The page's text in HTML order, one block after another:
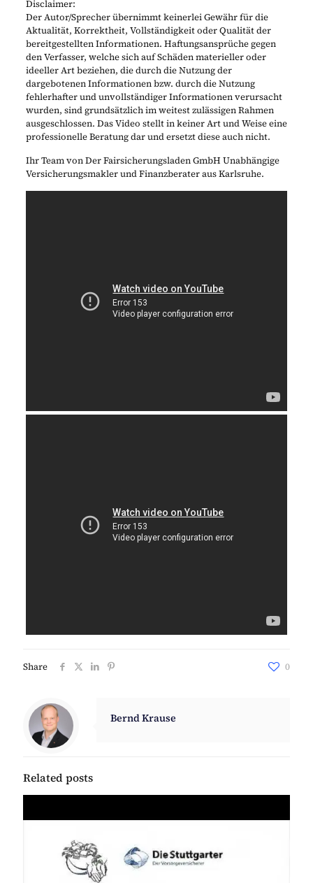
Disclaimer:
Der Autor/Sprecher übernimmt keinerlei Gewähr für die
Aktualität, Korrektheit, Vollständigkeit oder Qualität der
bereitgestellten Informationen. Haftungsansprüche gegen
den Verfasser, welche sich auf Schäden materieller oder
ideeller Art beziehen, die durch die Nutzung der
dargebotenen Informationen bzw. durch die Nutzung
fehlerhafter und unvollständiger Informationen verursacht
wurden, sind grundsätzlich im weitest zulässigen Rahmen
ausgeschlossen. Das Video stellt in keiner Art und Weise eine
professionelle Beratung dar und ersetzt diese auch nicht.
Ihr Team von Der Fairsicherungsladen GmbH Unabhängige
Versicherungsmakler und Finanzberater aus Karlsruhe.
Share 0
Bernd Krause
Related posts